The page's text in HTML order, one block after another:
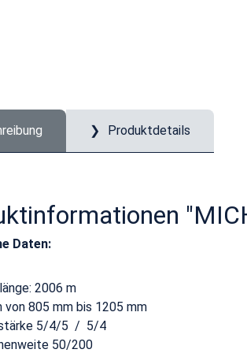
Produktdetails
Daten:
2006 m
von 805 mm bis 1205 mm
5/4/5 / 5/4
50/200